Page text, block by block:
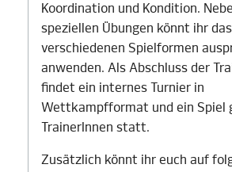
Koordination und Kondition.
speziellen Übungen könnt ihr
verschiedenen Spielformen
anwenden. Als Abschluss der
findet ein internes Turnier in
Wettkampfformat und ein Spiel
TrainerInnen statt.
Zusätzlich könnt ihr euch auf